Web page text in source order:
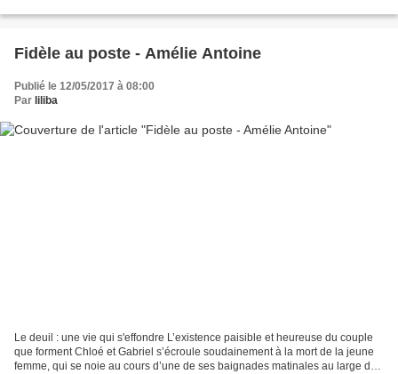
Fidèle au poste - Amélie Antoine
Publié le 12/05/2017 à 08:00
Par liliba
Le deuil : une vie qui s'effondre L’existence paisible et heureuse du couple
que forment Chloé et Gabriel s’écroule soudainement à la mort de la jeune
femme, qui se noie au cours d’une de ses baignades matinales au large de